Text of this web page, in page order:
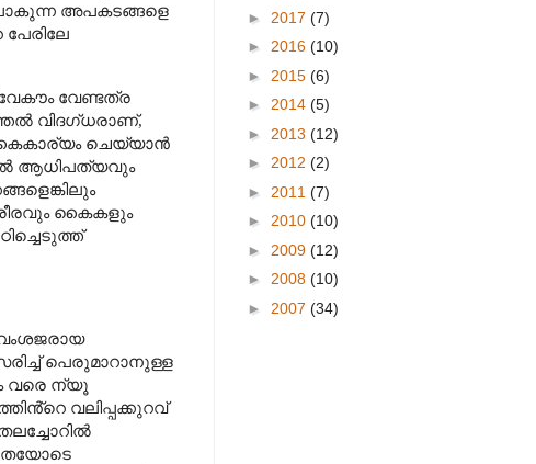
അപകടങ്ങളെ
വേണ്ടത്ര
വിദഗ്ധരാണ്,
ചെയ്യാൻ
ആധിപത്യവും
കൈകളും
പെരുമാറാനുള്ള
വരെ ന്യൂ
വലിപ്പക്കുറവ്
► 2017 (7)
► 2016 (10)
► 2015 (6)
► 2014 (5)
► 2013 (12)
► 2012 (2)
► 2011 (7)
► 2010 (10)
► 2009 (12)
► 2008 (10)
► 2007 (34)